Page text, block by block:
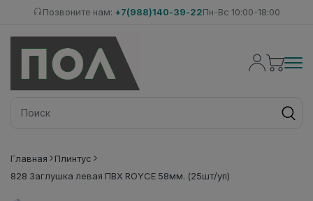
Позвоните нам: +7(988)140-39-22Пн-Вс 10:00-18:00
Главная
Плинтус
828 Заглушка левая ПВХ ROYCE 58мм. (25шт/уп)